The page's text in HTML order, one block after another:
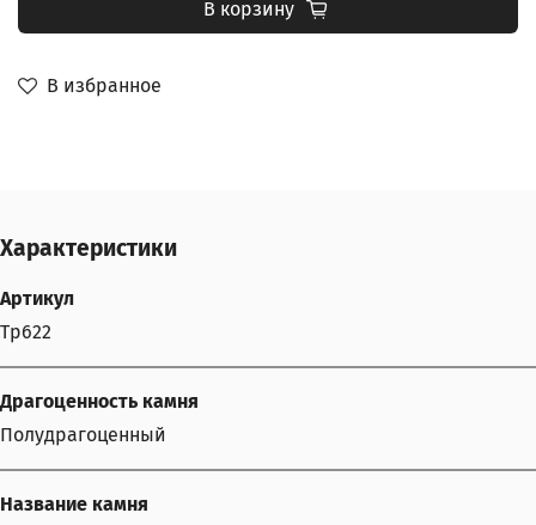
В избранное
В корзину
Характеристики
Артикул
Tp622
Драгоценность камня
Полудрагоценный
Название камня